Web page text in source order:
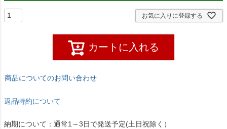
お気に入りに登録する
カートに入れる
商品についてのお問い合わせ
返品特約について
納期について：通常1～3日で発送予定(土日祝除く）